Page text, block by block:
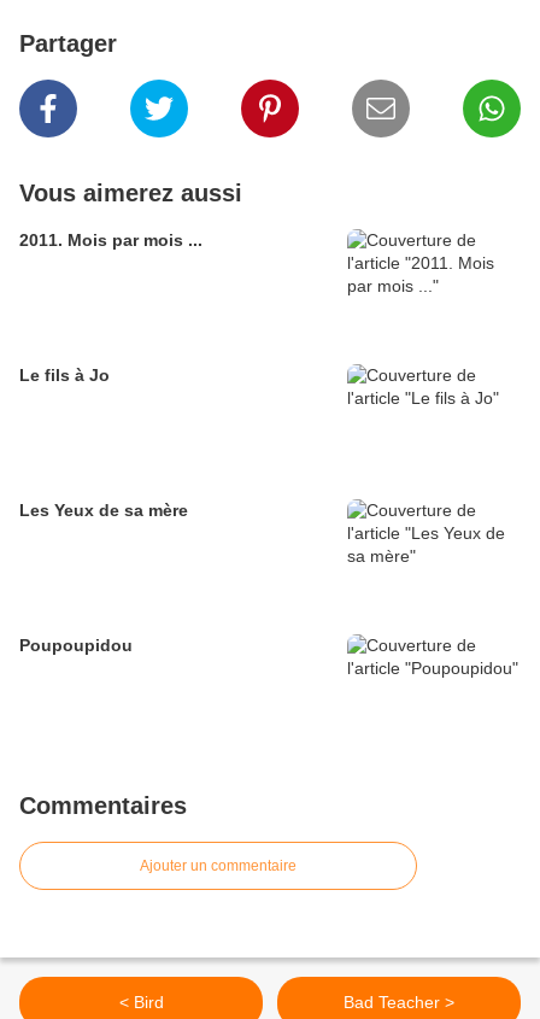
Partager
Vous aimerez aussi
2011. Mois par mois ...
Le fils à Jo
Les Yeux de sa mère
Poupoupidou
Commentaires
Ajouter un commentaire
< Bird Bad Teacher >